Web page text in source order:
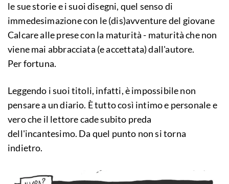
le sue storie e i suoi disegni, quel senso di
immedesimazione con le (dis)avventure del giovane
Calcare alle prese con la maturità - maturità che non
viene mai abbracciata (e accettata) dall'autore.
Per fortuna.
Leggendo i suoi titoli, infatti, è impossibile non
pensare a un diario. È tutto così intimo e personale e
vero che il lettore cade subito preda
dell'incantesimo. Da quel punto non si torna
indietro.